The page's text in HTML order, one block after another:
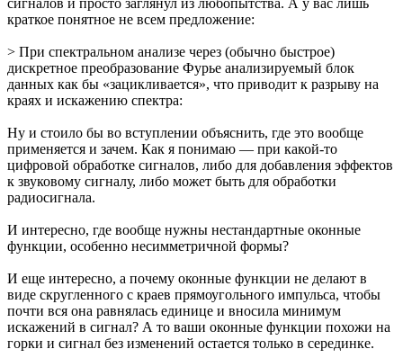
краткое понятное не всем предложение:
> При спектральном анализе через (обычно быстрое)
дискретное преобразование Фурье анализируемый блок
данных как бы «зацикливается», что приводит к разрыву на
краях и искажению спектра:
Ну и стоило бы во вступлении объяснить, где это вообще
применяется и зачем. Как я понимаю — при какой-то
цифровой обработке сигналов, либо для добавления эффектов
к звуковому сигналу, либо может быть для обработки
радиосигнала.
И интересно, где вообще нужны нестандартные оконные
функции, особенно несимметричной формы?
И еще интересно, а почему оконные функции не делают в
виде скругленного с краев прямоугольного импульса, чтобы
почти вся она равнялась единице и вносила минимум
искажений в сигнал? А то ваши оконные функции похожи на
горки и сигнал без изменений остается только в серединке.